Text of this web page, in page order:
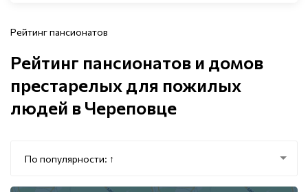
Рейтинг пансионатов
Рейтинг пансионатов и домов
престарелых для пожилых
людей в Череповце
По популярности: ↑